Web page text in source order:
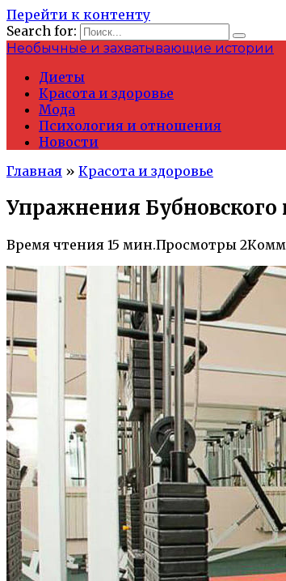
Перейти к контенту
Search for:
Необычные и захватывающие истории
Диеты
Красота и здоровье
Мода
Психология и отношения
Новости
Главная » Красота и здоровье
Упражнения
Время чтения 15 мин.Просмотры 2